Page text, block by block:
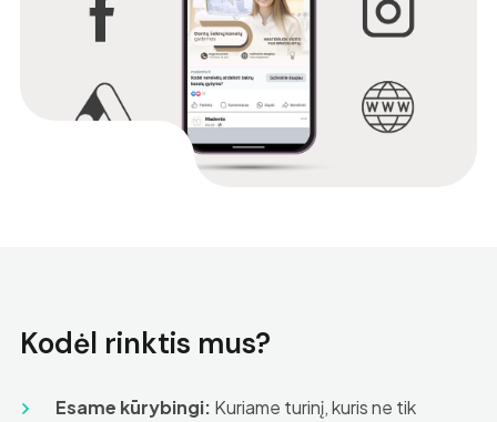
Kodėl rinktis mus?
Esame kūrybingi: Kuriame turinį, kuris ne tik